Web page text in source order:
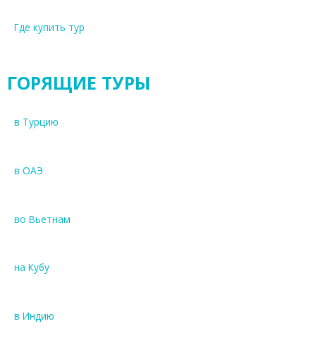
Где купить тур
ГОРЯЩИЕ ТУРЫ
в Турцию
в ОАЭ
во Вьетнам
на Кубу
в Индию